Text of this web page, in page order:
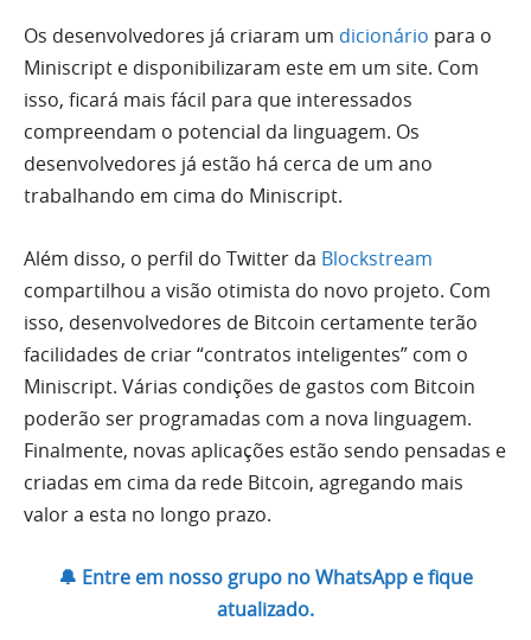
Os desenvolvedores já criaram um dicionário para o
Miniscript e disponibilizaram este em um site. Com
isso, ficará mais fácil para que interessados
compreendam o potencial da linguagem. Os
desenvolvedores já estão há cerca de um ano
trabalhando em cima do Miniscript.
Além disso, o perfil do Twitter da Blockstream
compartilhou a visão otimista do novo projeto. Com
isso, desenvolvedores de Bitcoin certamente terão
facilidades de criar “contratos inteligentes” com o
Miniscript. Várias condições de gastos com Bitcoin
poderão ser programadas com a nova linguagem.
Finalmente, novas aplicações estão sendo pensadas e
criadas em cima da rede Bitcoin, agregando mais
valor a esta no longo prazo.
🔔 Entre em nosso grupo no WhatsApp e fique
atualizado.